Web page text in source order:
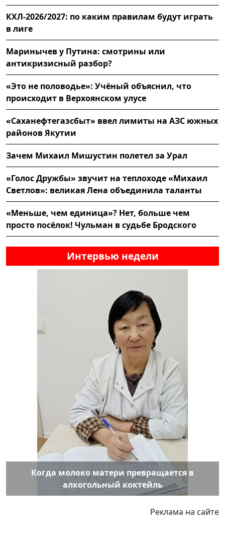
КХЛ-2026/2027: по каким правилам будут играть
в лиге
Маринычев у Путина: смотрины или
антикризисный разбор?
«Это не половодье»: Учёный объяснил, что
происходит в Верхоянском улусе
«Саханефтегазсбыт» ввел лимиты на АЗС южных
районов Якутии
Зачем Михаил Мишустин полетел за Урал
«Голос Дружбы» звучит на теплоходе «Михаил
Светлов»: великая Лена объединила таланты
«Меньше, чем единица»? Нет, больше чем
просто посёлок! Чульман в судьбе Бродского
Интервью недели
Когда молоко матери превращается в
алкогольный коктейль
Реклама на сайте